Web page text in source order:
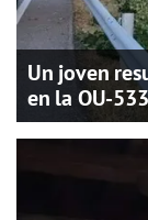
Un joven
en la OU-